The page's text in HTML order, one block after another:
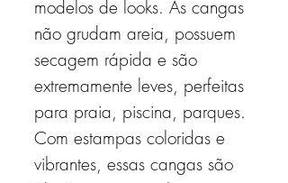
modelos de looks. As cangas
não grudam areia, possuem
secagem rápida e são
extremamente leves, perfeitas
para praia, piscina, parques.
Com estampas coloridas e
vibrantes, essas cangas são